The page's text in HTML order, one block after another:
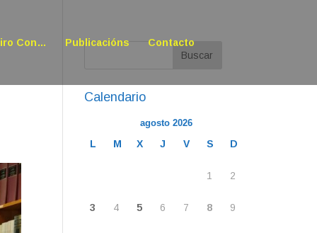
Con… Publicacións Contacto
Calendario
agosto 2026
L M X J V S D
1 2
3 4 5 6 7 8 9